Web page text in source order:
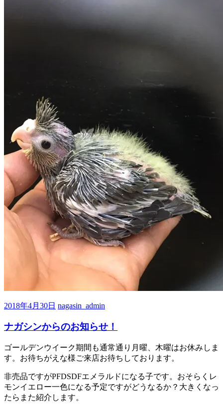
2018年4月30日 nagasin_admin
ナガシンからのお知らせ！
ゴールデンウイーク期間も通常通り月曜、木曜はお休みしま
す。お待ちがえな様ご来店お待ちしております。
非売品ですがPFDSDFエメラルドになる子です。おそらくレ
モンイエロー一色になる予定ですがどうなるか？大きくなっ
たらまた紹介します。